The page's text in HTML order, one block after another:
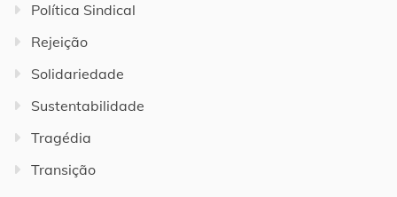
Política Sindical
Rejeição
Solidariedade
Sustentabilidade
Tragédia
Transição